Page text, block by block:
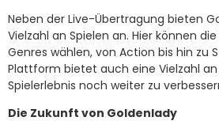
Neben der Live-Übertragung bieten
Vielzahl an Spielen an. Hier können
Genres wählen, von Action bis hin zu
Plattform bietet auch eine Vielzahl
Spielerlebnis noch weiter zu
Die Zukunft von Goldenlady